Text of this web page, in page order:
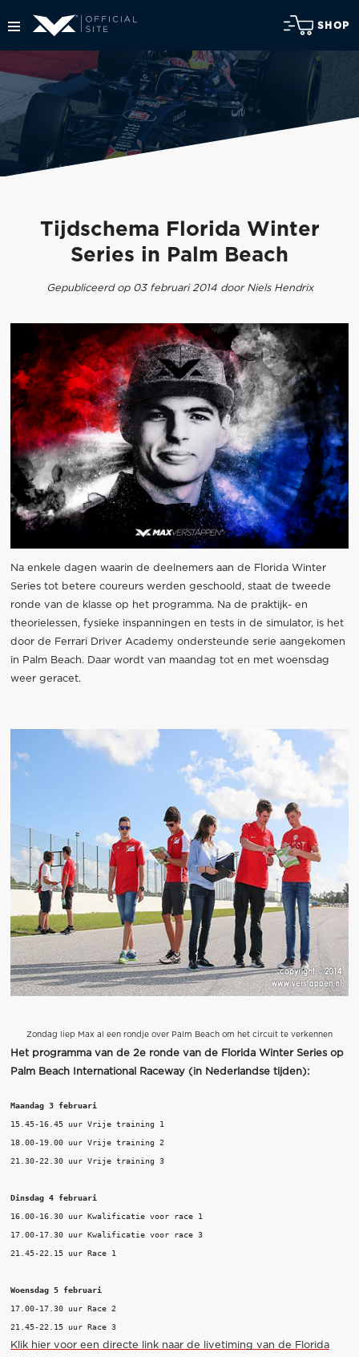
SHOP
Tijdschema Florida Winter
Series in Palm Beach
Gepubliceerd op 03 februari 2014 door Niels Hendrix
Na enkele dagen waarin de deelnemers aan de Florida Winter
Series tot betere coureurs werden geschoold, staat de tweede
ronde van de klasse op het programma. Na de praktijk- en
theorielessen, fysieke inspanningen en tests in de simulator, is het
door de Ferrari Driver Academy ondersteunde serie aangekomen
in Palm Beach. Daar wordt van maandag tot en met woensdag
weer geracet.
Zondag liep Max al een rondje over Palm Beach om het circuit te verkennen
Het programma van de 2e ronde van de Florida Winter Series op
Palm Beach International Raceway (in Nederlandse tijden):
Maandag 3 februari
15.45-16.45 uur Vrije training 1
18.00-19.00 uur Vrije training 2
21.30-22.30 uur Vrije training 3
Dinsdag 4 februari
16.00-16.30 uur Kwalificatie voor race 1
17.00-17.30 uur Kwalificatie voor race 3
21.45-22.15 uur Race 1
Woensdag 5 februari
17.00-17.30 uur Race 2
21.45-22.15 uur Race 3
Klik hier voor een directe link naar de livetiming van de Florida